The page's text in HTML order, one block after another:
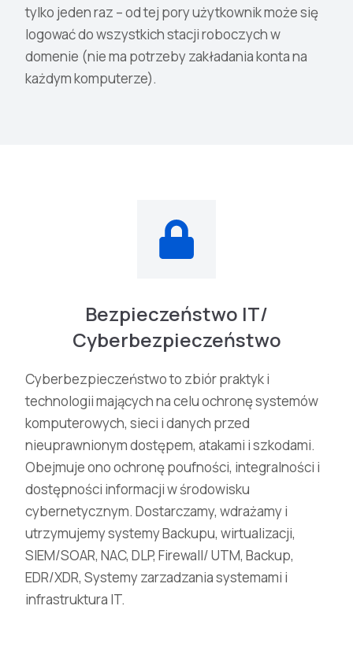
tylko jeden raz – od tej pory użytkownik może się
logować do wszystkich stacji roboczych w
domenie (nie ma potrzeby zakładania konta na
każdym komputerze).
Bezpieczeństwo IT/
Cyberbezpieczeństwo
Cyberbezpieczeństwo to zbiór praktyk i
technologii mających na celu ochronę systemów
komputerowych, sieci i danych przed
nieuprawnionym dostępem, atakami i szkodami.
Obejmuje ono ochronę poufności, integralności i
dostępności informacji w środowisku
cybernetycznym. Dostarczamy, wdrażamy i
utrzymujemy systemy Backupu, wirtualizacji,
SIEM/SOAR, NAC, DLP, Firewall/ UTM, Backup,
EDR/XDR, Systemy zarzadzania systemami i
infrastruktura IT.